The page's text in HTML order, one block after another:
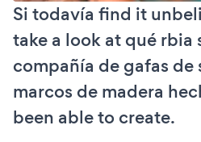
Si todavía find it
take a look at qué rbia
compañía de gafas de
marcos de madera
been able to create.